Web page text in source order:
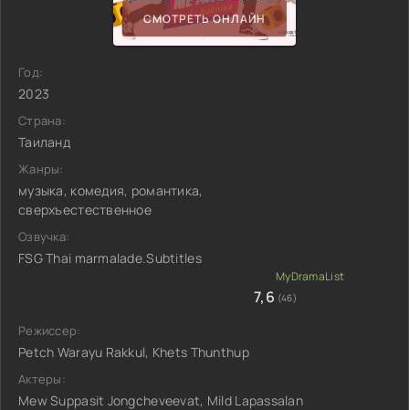
СМОТРЕТЬ ОНЛАЙН
Год:
2023
Страна:
Таиланд
Жанры:
музыка, комедия, романтика,
сверхъестественное
Озвучка:
FSG Thai marmalade.Subtitles
7,6 (46)
Режиссер:
Petch Warayu Rakkul, Khets Thunthup
Актеры:
Mew Suppasit Jongcheveevat, Mild Lapassalan